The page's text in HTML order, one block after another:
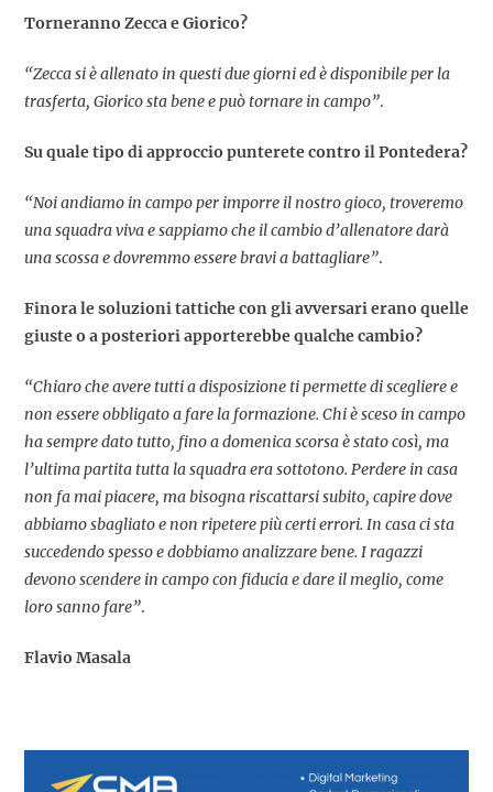
Torneranno Zecca e Giorico?
“Zecca si è allenato in questi due giorni ed è disponibile per la
trasferta, Giorico sta bene e può tornare in campo”.
Su quale tipo di approccio punterete contro il Pontedera?
“Noi andiamo in campo per imporre il nostro gioco, troveremo
una squadra viva e sappiamo che il cambio d’allenatore darà
una scossa e dovremmo essere bravi a battagliare”.
Finora le soluzioni tattiche con gli avversari erano quelle
giuste o a posteriori apporterebbe qualche cambio?
“Chiaro che avere tutti a disposizione ti permette di scegliere e
non essere obbligato a fare la formazione. Chi è sceso in campo
ha sempre dato tutto, fino a domenica scorsa è stato così, ma
l’ultima partita tutta la squadra era sottotono. Perdere in casa
non fa mai piacere, ma bisogna riscattarsi subito, capire dove
abbiamo sbagliato e non ripetere più certi errori. In casa ci sta
succedendo spesso e dobbiamo analizzare bene. I ragazzi
devono scendere in campo con fiducia e dare il meglio, come
loro sanno fare”.
Flavio Masala